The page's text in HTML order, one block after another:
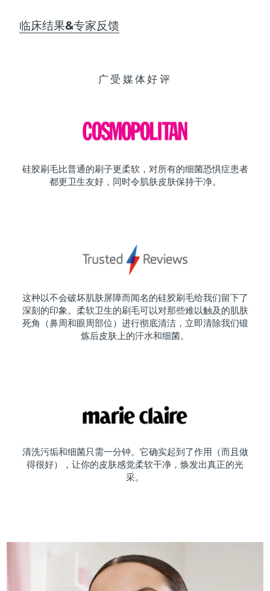
临床结果&专家反馈
广受媒体好评
硅胶刷毛比普通的刷子更柔软，对所有的细菌恐惧症患者
都更卫生友好，同时令肌肤皮肤保持干净。
这种以不会破坏肌肤屏障而闻名的硅胶刷毛给我们留下了
深刻的印象。柔软卫生的刷毛可以对那些难以触及的肌肤
死角（鼻周和眼周部位）进行彻底清洁，立即清除我们锻
炼后皮肤上的汗水和细菌。
清洗污垢和细菌只需一分钟。它确实起到了作用（而且做
得很好），让你的皮肤感觉柔软干净，焕发出真正的光
采。